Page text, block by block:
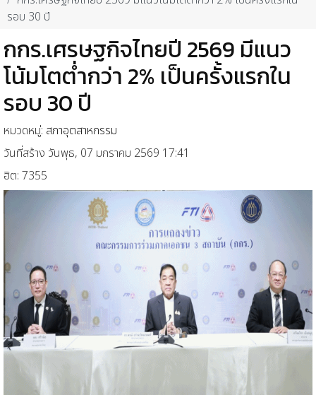
รอบ 30 ปี
กกร.เศรษฐกิจไทยปี 2569 มีแนว
โน้มโตต่ำกว่า 2% เป็นครั้งแรกใน
รอบ 30 ปี
หมวดหมู่: สภาอุตสาหกรรม
วันที่สร้าง วันพุธ, 07 มกราคม 2569 17:41
ฮิต: 7355